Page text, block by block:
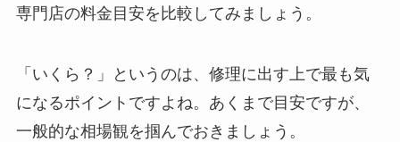
専門店の料金目安を比較してみましょう。
「いくら？」というのは、修理に出す上で最も気
になるポイントですよね。あくまで目安ですが、
一般的な相場観を掴んでおきましょう。